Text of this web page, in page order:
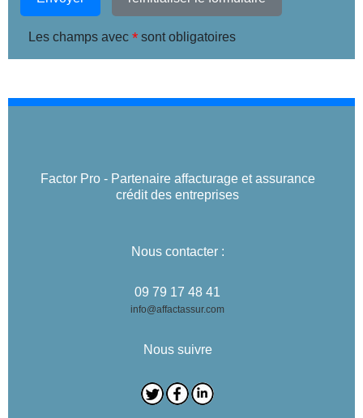
Les champs avec * sont obligatoires
Factor Pro - Partenaire affacturage et assurance
crédit des entreprises
Nous contacter :
09 79 17 48 41
info@affactassur.com
Nous suivre